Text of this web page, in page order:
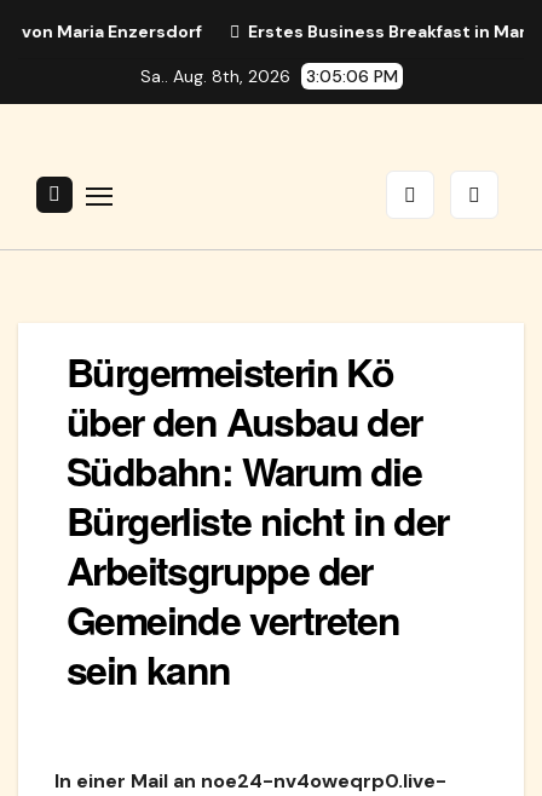
Maria Enzersdorf Erstes Business Breakfast in Maria
Sa.. Aug. 8th, 2026 3:05:07 PM
Bürgermeisterin Kö
über den Ausbau der
Südbahn: Warum die
Bürgerliste nicht in der
Arbeitsgruppe der
Gemeinde vertreten
sein kann
In einer Mail an noe24-nv4oweqrp0.live-